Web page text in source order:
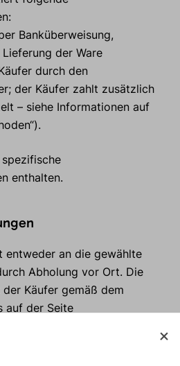
Banküberweisung,
der Ware
durch den
der Käufer zahlt zusätzlich
– siehe Informationen auf
enthalten.
entweder an die gewählte
Abholung vor Ort. Die
Käufer gemäß dem
auf der Seite
Alpine wird der genaue